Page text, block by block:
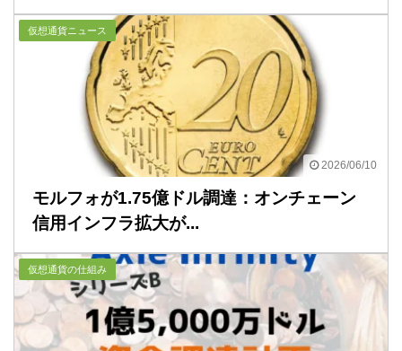
2026/06/10
仮想通貨ニュース
モルフォが1.75億ドル調達：オンチェーン
信用インフラ拡大が...
仮想通貨の仕組み